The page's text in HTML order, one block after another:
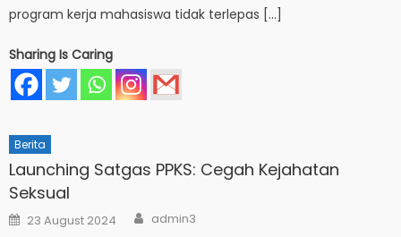
program kerja mahasiswa tidak terlepas […]
Sharing Is Caring
Berita
Launching Satgas PPKS: Cegah Kejahatan
Seksual
Posted
on
23 August 2024 Author
admin3